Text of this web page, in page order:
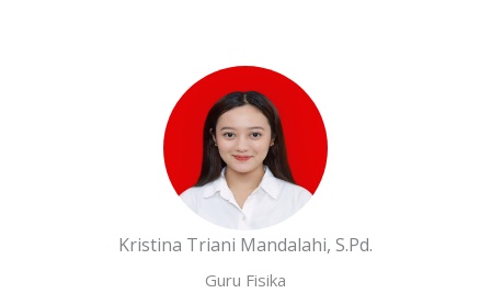
Kristina Triani Mandalahi, S.Pd.
Guru Fisika